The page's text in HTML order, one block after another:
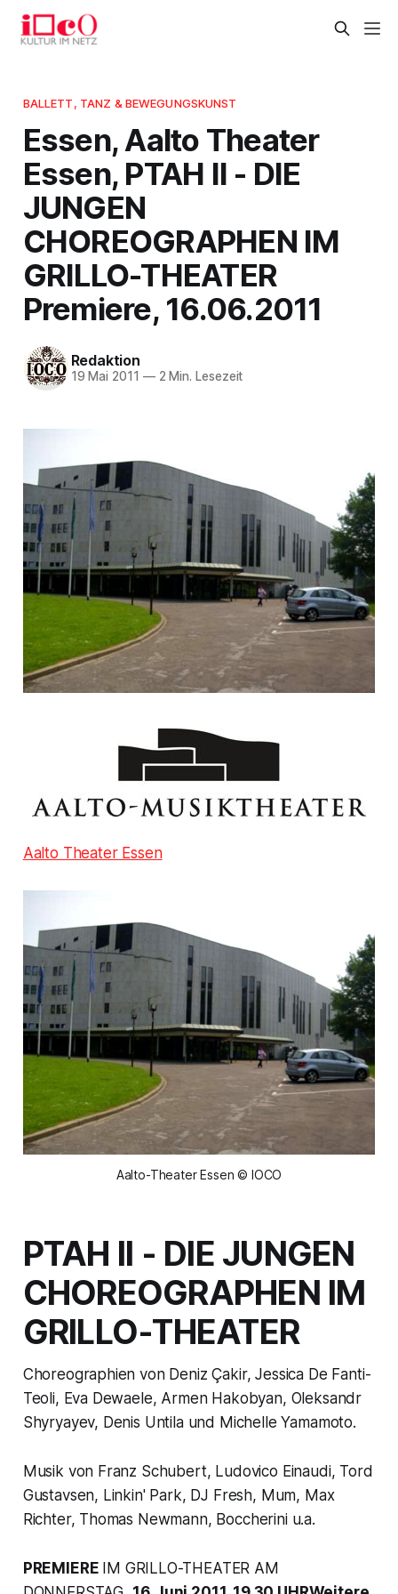
BALLETT, TANZ & BEWEGUNGSKUNST
Essen, Aalto Theater
Essen, PTAH II - DIE
JUNGEN
CHOREOGRAPHEN IM
GRILLO-THEATER
Premiere, 16.06.2011
Redaktion
19 Mai 2011 —2 Min. Lesezeit
Aalto Theater Essen
Aalto-Theater Essen © IOCO
PTAH II - DIE JUNGEN
CHOREOGRAPHEN IM
GRILLO-THEATER
Choreographien von Deniz Çakir, Jessica De Fanti-
Teoli, Eva Dewaele, Armen Hakobyan, Oleksandr
Shyryayev, Denis Untila und Michelle Yamamoto.
Musik von Franz Schubert, Ludovico Einaudi, Tord
Gustavsen, Linkin' Park, DJ Fresh, Mum, Max
Richter, Thomas Newmann, Boccherini u.a.
PREMIERE IM GRILLO-THEATER AM